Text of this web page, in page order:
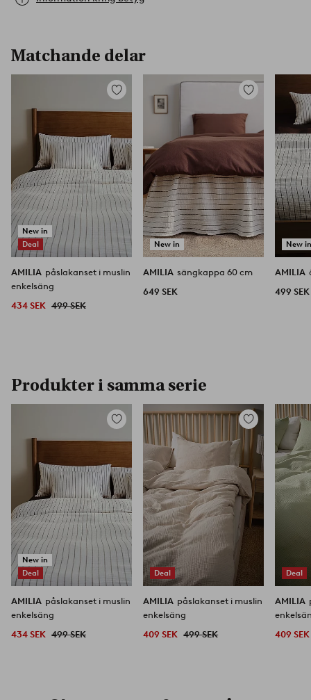
Matchande delar
New in
Deal
Lägg
i
AMILIA påslakanset i muslin
enkelsäng
434 SEK 499 SEK
New in
Lägg
i
favoriter
AMILIA
sängkappa 60 cm
649 SEK
New
AMILIA
499 SEK
Produkter i samma serie
New in
Deal
Lägg
i
AMILIA påslakanset i muslin
enkelsäng
434 SEK 499 SEK
Deal
Lägg
till
i
favoriter
AMILIA påslakanset i muslin
enkelsäng
409 SEK 499 SEK
Deal
AMILIA
409 SEK